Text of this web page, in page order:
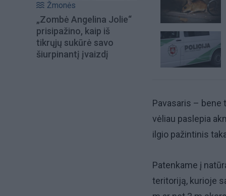
Žmonės
„Zombė Angelina Jolie“
prisipažino, kaip iš
tikrųjų sukūrė savo
šiurpinantį įvaizdį
Pavasaris – bene
vėliau paslepia
ilgio pažintinis
Patenkame į
teritoriją, kurioje